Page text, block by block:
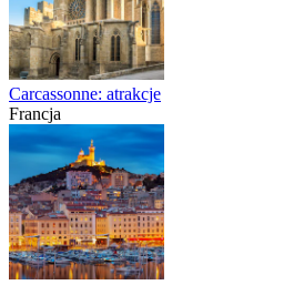
Carcassonne: atrakcje
Francja